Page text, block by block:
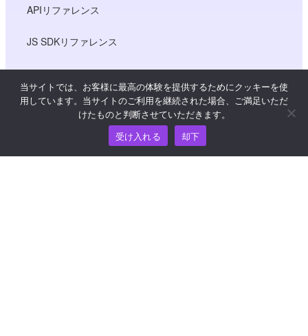
APIリファレンス
JS SDKリファレンス
リソース
価格
当サイトでは、お客様に最高の体験を提供するためにクッキーを使
用しています。当サイトのご利用を継続された場合、ご満足いただ
けたものと判断させていただきます。
受け入れる
却下